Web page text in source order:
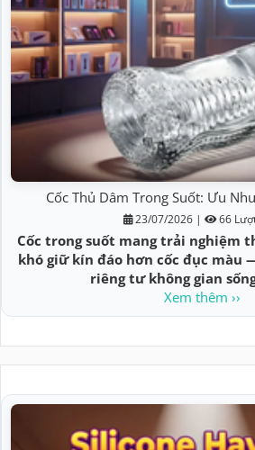
Cốc Thủ Dâm Trong Suốt: Ưu
23/07/2026 | 66
Cốc trong suốt mang trải nghiệm
khó giữ kín đáo hơn cốc đục màu
riêng tư không gian
Xem thêm ››